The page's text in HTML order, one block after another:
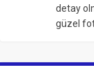
detay
güzel